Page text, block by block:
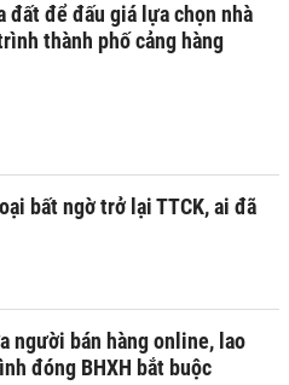
đất để đấu giá lựa chọn nhà
thành phố cảng hàng
bất ngờ trở lại TTCK, ai đã
người bán hàng online, lao
đóng BHXH bắt buộc